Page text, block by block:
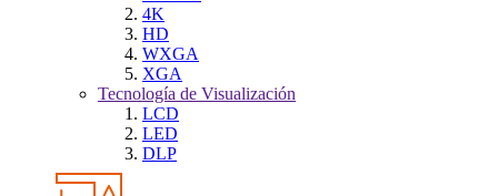
4K
HD
WXGA
XGA
Tecnología de Visualización
LCD
LED
DLP